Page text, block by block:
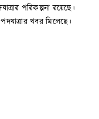
পরিকল্পনা রয়েছে।
খবর মিলেছে।